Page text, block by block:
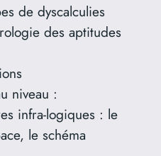
de dyscalculies
des aptitudes
niveau :
infra-logiques : le
le schéma